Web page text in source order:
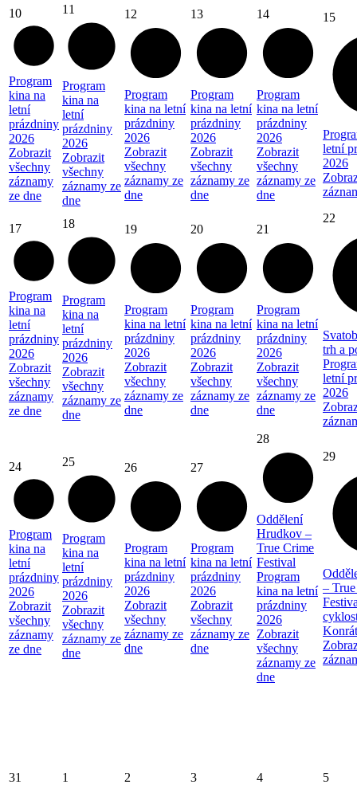
10
Program
kina na
letní
prázdniny
2026
Zobrazit
všechny
záznamy
ze dne
11
Program
kina na
letní
prázdniny
2026
Zobrazit
všechny
záznamy ze
dne
12
Program
kina na letní
prázdniny
2026
Zobrazit
všechny
záznamy ze
dne
13
Program
kina na letní
prázdniny
2026
Zobrazit
všechny
záznamy ze
dne
14
Program
kina na letní
prázdniny
2026
Zobrazit
všechny
záznamy ze
dne
15
letní
2026
17
Program
kina na
letní
prázdniny
2026
Zobrazit
všechny
záznamy
ze dne
18
Program
kina na
letní
prázdniny
2026
Zobrazit
všechny
záznamy ze
dne
19
Program
kina na letní
prázdniny
2026
Zobrazit
všechny
záznamy ze
dne
20
Program
kina na letní
prázdniny
2026
Zobrazit
všechny
záznamy ze
dne
21
Program
kina na letní
prázdniny
2026
Zobrazit
všechny
záznamy ze
dne
22
trh a
letní
2026
24
Program
kina na
letní
prázdniny
2026
Zobrazit
všechny
záznamy
ze dne
25
Program
kina na
letní
prázdniny
2026
Zobrazit
všechny
záznamy ze
dne
26
Program
kina na letní
prázdniny
2026
Zobrazit
všechny
záznamy ze
dne
27
Program
kina na letní
prázdniny
2026
Zobrazit
všechny
záznamy ze
dne
28
Oddělení
Hrudkov –
True Crime
Festival
Program
kina na letní
prázdniny
2026
Zobrazit
všechny
záznamy ze
dne
29
–
31 1 2 3 4 5